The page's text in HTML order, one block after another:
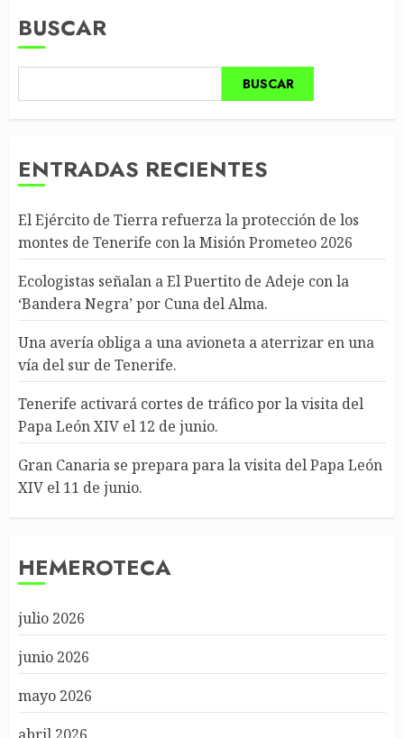
BUSCAR
BUSCAR
ENTRADAS RECIENTES
El Ejército de Tierra refuerza la protección de los
montes de Tenerife con la Misión Prometeo 2026
Ecologistas señalan a El Puertito de Adeje con la
‘Bandera Negra’ por Cuna del Alma.
Una avería obliga a una avioneta a aterrizar en una
vía del sur de Tenerife.
Tenerife activará cortes de tráfico por la visita del
Papa León XIV el 12 de junio.
Gran Canaria se prepara para la visita del Papa León
XIV el 11 de junio.
HEMEROTECA
julio 2026
junio 2026
mayo 2026